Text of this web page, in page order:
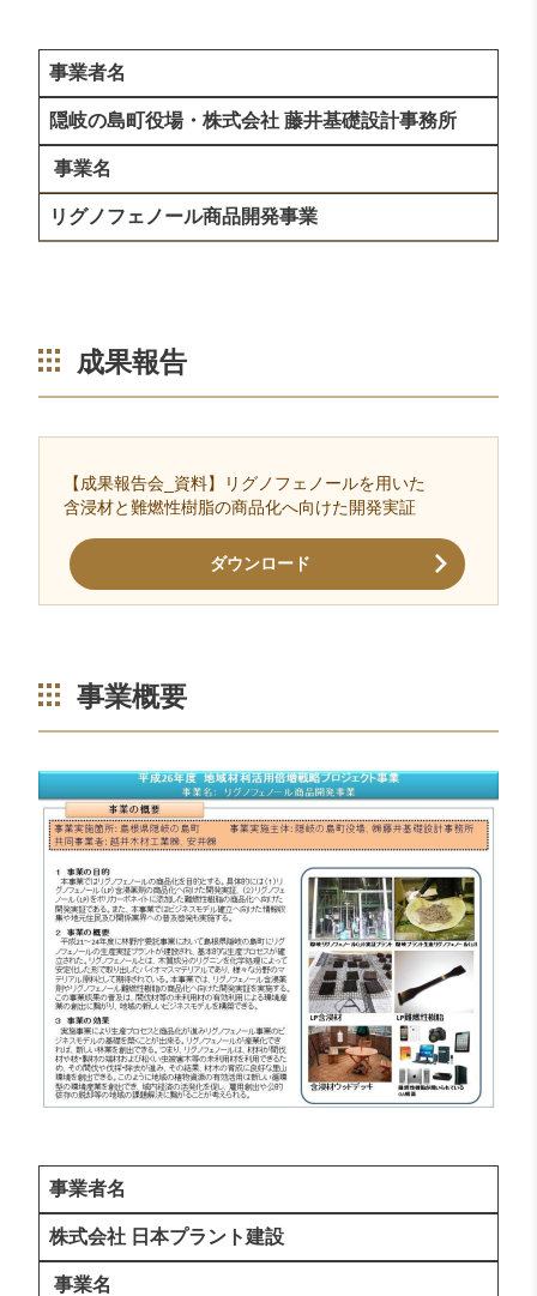
事業者名
隠岐の島町役場・株式会社 藤井基礎設計事務所
事業名
リグノフェノール商品開発事業
成果報告
【成果報告会_資料】リグノフェノールを用いた
含浸材と難燃性樹脂の商品化へ向けた開発実証
ダウンロード
事業概要
事業者名
株式会社 日本プラント建設
事業名